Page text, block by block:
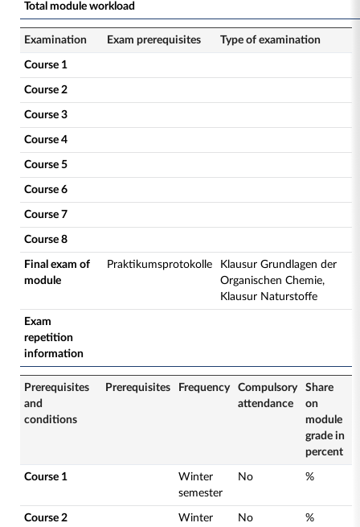
Total module workload
Examination Exam prerequisites Type of examination
Course 1
Course 2
Course 3
Course 4
Course 5
Course 6
Course 7
Course 8
Final exam of
module
Praktikumsprotokolle
Klausur Grundlagen der
Organischen Chemie,
Klausur Naturstoffe
Exam
repetition
information
Prerequisites
and
conditions
Prerequisites Frequency
Compulsory
attendance
Share
on
module
grade in
percent
Course 1
Winter
semester
No %
Course 2 Winter No %